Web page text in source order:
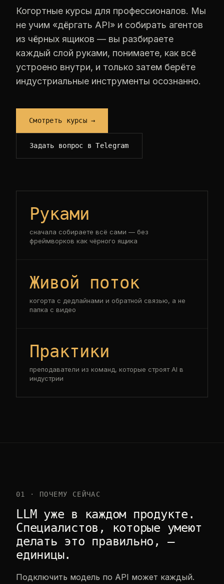
Когортные курсы для профессионалов. Мы
не учим «дёргать API» и собирать агентов
из чёрных ящиков — вы разбираете
каждый слой руками, понимаете, как всё
устроено внутри, и только затем берёте
индустриальные инструменты осознанно.
Смотреть курсы →
Задать вопрос в Telegram
Руками
сначала собираете всё сами — без
фреймворков как чёрного ящика
Живой поток
когорта с дедлайнами и обратной связью, а не
папка с видео
Практики
преподаватели из команд, которые строят AI в
индустрии
01 · ПОЧЕМУ СЕЙЧАС
LLM уже в каждом продукте.
Специалистов, которые умеют
делать это правильно, —
единицы.
Подключить модель по API может каждый.